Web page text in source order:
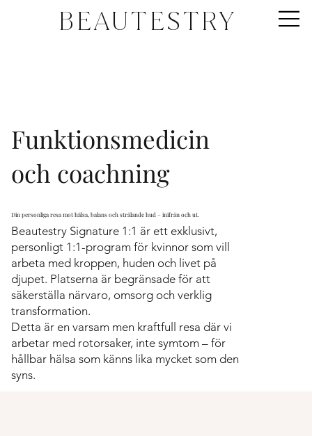
BEAUTESTRY
Funktionsmedicin
och coachning
Din personliga resa mot hälsa, balans och strålande hud – inifrån och ut.
Beautestry Signature 1:1 är ett exklusivt,
personligt 1:1-program för kvinnor som vill
arbeta med kroppen, huden och livet på
djupet. Platserna är begränsade för att
säkerställa närvaro, omsorg och verklig
transformation.
Detta är en varsam men kraftfull resa där vi
arbetar med rotorsaker, inte symtom – för
hållbar hälsa som känns lika mycket som den
syns.